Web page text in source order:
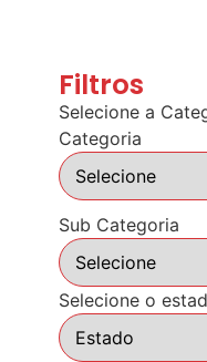
Filtros
Selecione a
Categoria
Sub Categoria
Selecione o